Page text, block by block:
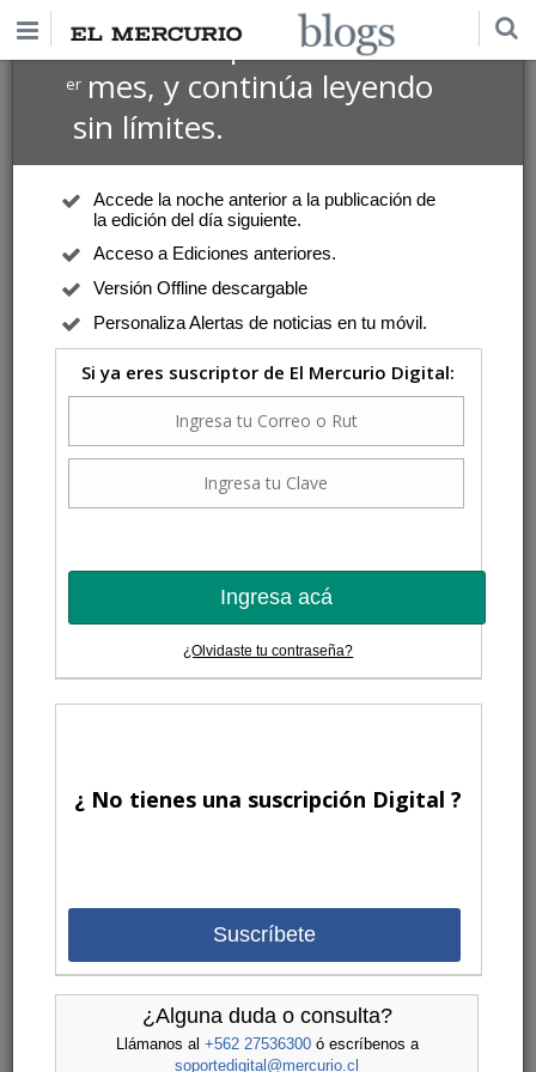
Suscríbete por $1 USD
ermes, y continúa leyendo
sin límites.
Accede la noche anterior a la publicación de
la edición del día siguiente.
Acceso a Ediciones anteriores.
Versión Offline descargable
Personaliza Alertas de noticias en tu móvil.
Si ya eres suscriptor de El Mercurio Digital:
Ingresa acá
¿Olvidaste tu contraseña?
¿ No tienes una suscripción Digital ?
Suscríbete
¿Alguna duda o consulta?
Llámanos al +562 27536300ó escríbenos a
soportedigital@mercurio.cl